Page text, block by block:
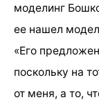
моделинг
ее нашел
«Его
поскольку на
от меня, а то,